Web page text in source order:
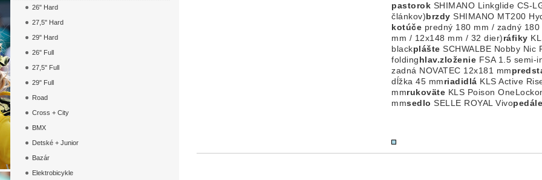
pastorok SHIMANO Linkglide CS-
článkov)brzdy SHIMANO MT200
kotúče predný 180 mm / zadný 180
mm / 12x148 mm / 32 dier)ráfiky
blackplášte SCHWALBE Nobby
foldinghlav.zloženie FSA 1.5 semi-
zadná NOVATEC 12x181 mm
dĺžka 45 mmriadidlá KLS Active
mmrukoväte KLS Poison
mmsedlo SELLE ROYAL Vivopedále
26" Hard
27,5" Hard
29" Hard
26" Full
27,5" Full
29" Full
Road
Cross + City
BMX
Detské + Junior
Bazár
Elektrobicykle